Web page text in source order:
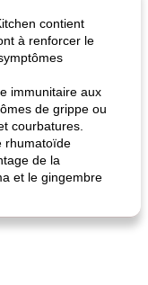
contient
à renforcer le
immunitaire aux
de grippe ou
courbatures.
rhumatoïde
de la
et le gingembre